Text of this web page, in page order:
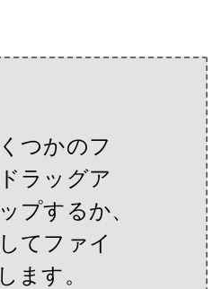
つかのフ
ラッグア
プするか、
てファイ
ます。